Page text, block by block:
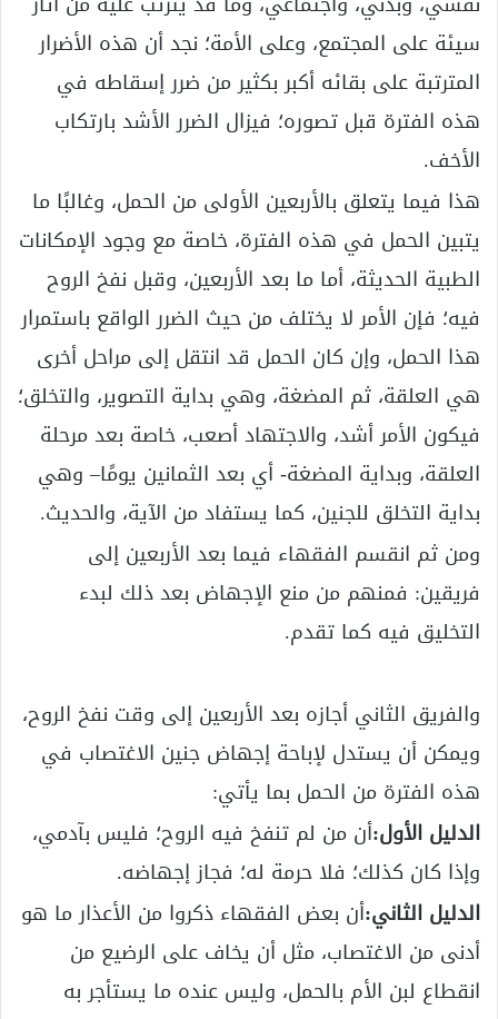
سيئة على المجتمع، وعلى الأمة؛ نجد أن هذه الأضرار
المترتبة على بقائه أكبر بكثير من ضرر إسقاطه في
هذه الفترة قبل تصوره؛ فيزال الضرر الأشد بارتكاب
الأخف.
هذا فيما يتعلق بالأربعين الأولى من الحمل، وغالبًا ما
يتبين الحمل في هذه الفترة، خاصة مع وجود الإمكانات
الطبية الحديثة، أما ما بعد الأربعين، وقبل نفخ الروح
فيه؛ فإن الأمر لا يختلف من حيث الضرر الواقع باستمرار
هذا الحمل، وإن كان الحمل قد انتقل إلى مراحل أخرى
هي العلقة، ثم المضغة، وهي بداية التصوير، والتخلق؛
فيكون الأمر أشد، والاجتهاد أصعب، خاصة بعد مرحلة
العلقة، وبداية المضغة- أي بعد الثمانين يومًا– وهي
بداية التخلق للجنين، كما يستفاد من الآية، والحديث.
ومن ثم انقسم الفقهاء فيما بعد الأربعين إلى
فريقين: فمنهم من منع الإجهاض بعد ذلك لبدء
التخليق فيه كما تقدم.
والفريق الثاني أجازه بعد الأربعين إلى وقت نفخ الروح،
ويمكن أن يستدل لإباحة إجهاض جنين الاغتصاب في
هذه الفترة من الحمل بما يأتي:
الدليل الأول:أن من لم تنفخ فيه الروح؛ فليس بآدمي،
وإذا كان كذلك؛ فلا حرمة له؛ فجاز إجهاضه.
الدليل الثاني:أن بعض الفقهاء ذكروا من الأعذار ما هو
أدنى من الاغتصاب، مثل أن يخاف على الرضيع من
انقطاع لبن الأم بالحمل، وليس عنده ما يستأجر به